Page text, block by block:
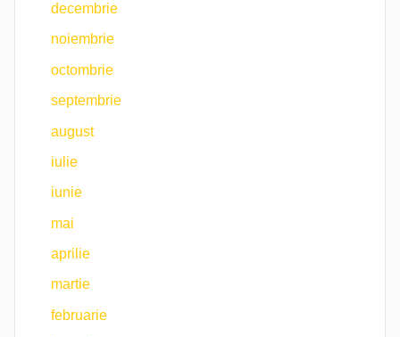
decembrie
noiembrie
octombrie
septembrie
august
iulie
iunie
mai
aprilie
martie
februarie